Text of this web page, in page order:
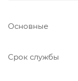
Основные
Срок службы